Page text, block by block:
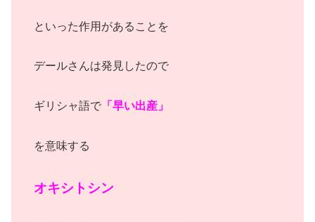
といった作用があることを
デールさんは発見したので
ギリシャ語で 「早い出産」
を意味する
オキシトシン